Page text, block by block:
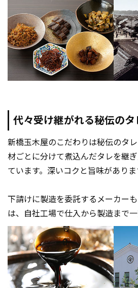
代々受け継がれる秘伝のタ
新橋玉木屋のこだわりは秘伝のタ
材ごとに分けて煮込んだタレを継
ています。深いコクと旨味がありま
下請けに製造を委託するメーカー
は、自社工場で仕入から製造まで一